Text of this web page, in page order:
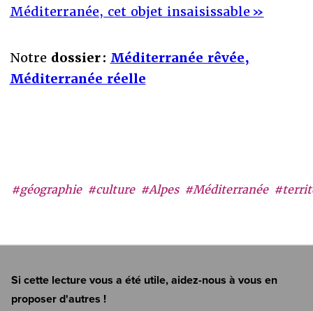
#géographie #culture #Alpes #Méditerranée
Méditerranée, cet objet insaisissable »
Notre dossier : Méditerranée rêvée,
Méditerranée réelle
Si cette lecture vous a été utile, aidez-nous à vous en
proposer d'autres !